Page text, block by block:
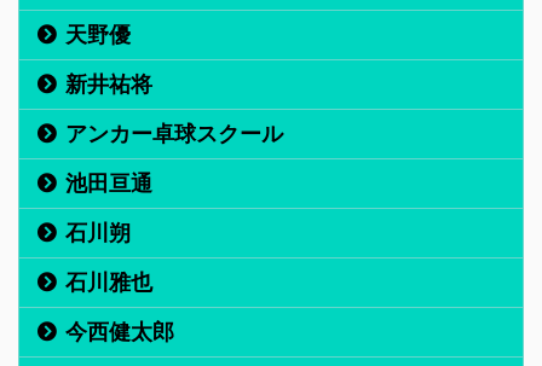
天野優
新井祐将
アンカー卓球スクール
池田亘通
石川朔
石川雅也
今西健太郎